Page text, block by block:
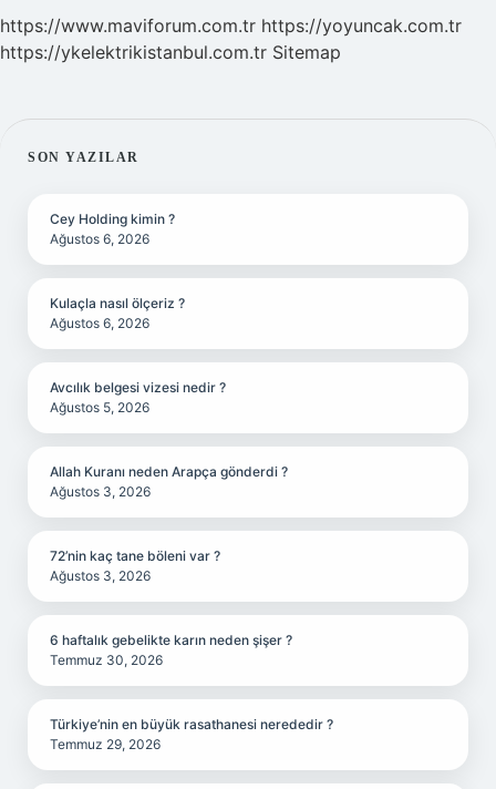
https://www.maviforum.com.tr https://yoyuncak.com.tr
https://ykelektrikistanbul.com.tr Sitemap
SIDEBAR
SON YAZILAR
Cey Holding kimin ?
Ağustos 6, 2026
Kulaçla nasıl ölçeriz ?
Ağustos 6, 2026
Avcılık belgesi vizesi nedir ?
Ağustos 5, 2026
Allah Kuranı neden Arapça gönderdi ?
Ağustos 3, 2026
72’nin kaç tane böleni var ?
Ağustos 3, 2026
6 haftalık gebelikte karın neden şişer ?
Temmuz 30, 2026
Türkiye’nin en büyük rasathanesi nerededir ?
Temmuz 29, 2026